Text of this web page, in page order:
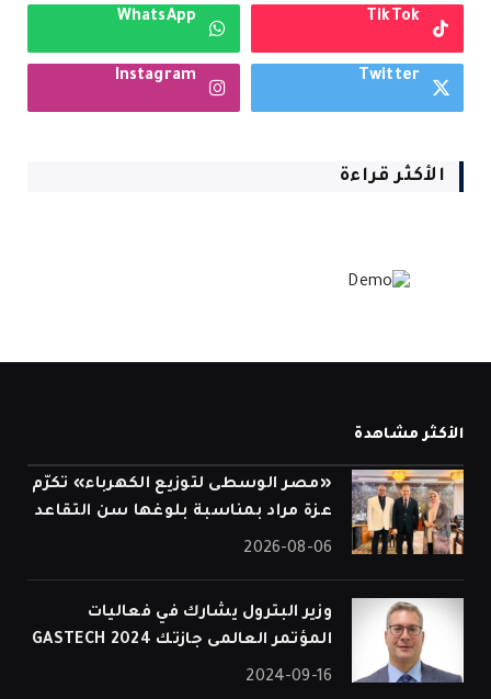
TikTok
WhatsApp
Twitter
Instagram
الأكثر قراءة
الأكثر مشاهدة
«مصر الوسطى لتوزيع الكهرباء» تكرّم
عزة مراد بمناسبة بلوغها سن التقاعد
2026-08-06
وزير البترول يشارك في فعاليات
المؤتمر العالمى جازتك 2024 GASTECH
2024-09-16